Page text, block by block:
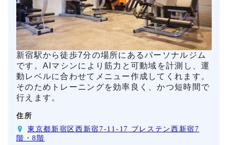
新宿駅から徒歩7分の場所にあるパーソナルジム
です。AIマシンにより筋力と可動域を計測し、運
動レベルに合わせてメニュー作成してくれます。
そのためトレーニングを効率良く、かつ短時間で
行えます。
住所
東京都新宿区西新宿7-11-17 ブレステン西新宿7
階・8階